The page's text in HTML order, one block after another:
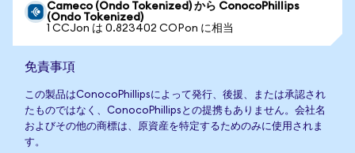
Cameco (Ondo Tokenized) から ConocoPhillips
(Ondo Tokenized)
1 CCJon は 0.823402 COPon に相当
免責事項
この製品はConocoPhillipsによって発行、後援、または承認され
たものではなく、ConocoPhillipsとの提携もありません。会社名
およびその他の商標は、原資産を特定するためのみに使用されま
す。